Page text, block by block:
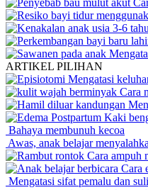
ARTIKEL PILIHAN
Mengatasi
Cara
Kaki
Bahaya membunuh kecoa
Awas, anak belajar
Cara ampuh
Cara
Mengatasi sifat pemalu dan